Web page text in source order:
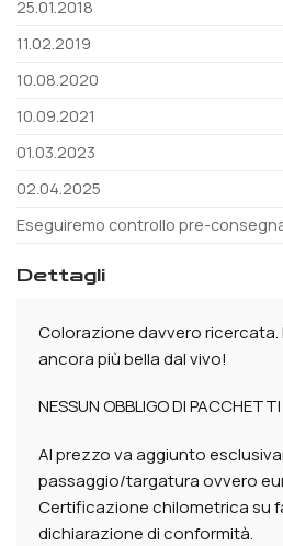
25.01.2018
11.02.2019
10.08.2020
10.09.2021
01.03.2023
02.04.2025
Eseguiremo controllo pre-
dettagli
Colorazione davvero ricercata.
ancora più bella dal vivo!
NESSUN OBBLIGO DI
Al prezzo va aggiunto
passaggio/targatura ovvero
Certificazione chilometrica su
dichiarazione di conformità.